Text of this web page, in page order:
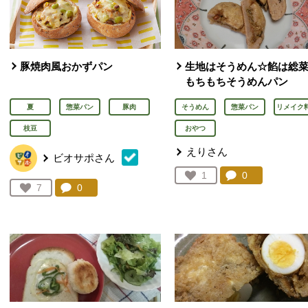
豚焼肉風おかずパン
夏 惣菜パン 豚肉
枝豆
ビオサポさん
お気に入り登録：
7
人が登録
コメント：
0 件。コメントを見る。
生地はそうめん☆餡は
もちもちそうめんパン
そうめん 惣菜パン リメイク
おやつ
えりさん
お気に入り登録：
1
人が登録
コメント：
0件。コメント